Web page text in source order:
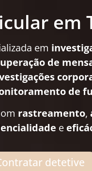
em
em
de
de
rastreamento,
e
detetive